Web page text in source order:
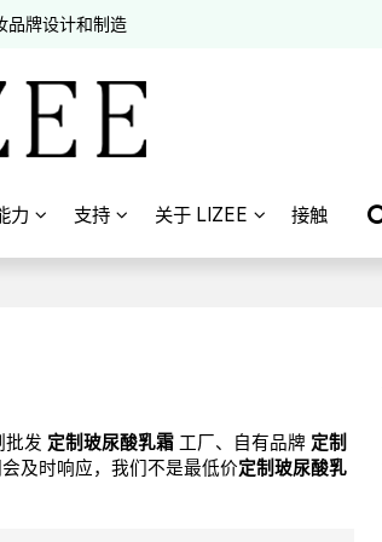
牌设计和制造
力 支持 关于 LIZEE 接触
批发 定制玻尿酸乳霜 工厂、自有品牌 定制
及时响应，我们不是最低价定制玻尿酸乳